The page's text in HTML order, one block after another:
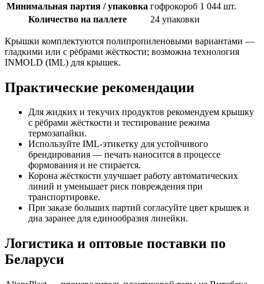
Минимальная партия / упаковка гофрокороб 1 044 шт.
Количество на паллете
24 упаковки
Крышки комплектуются полипропиленовыми вариантами —
гладкими или с рёбрами жёсткости; возможна технология
INMOLD (IML) для крышек.
Практические рекомендации
Для жидких и текучих продуктов рекомендуем крышку
с рёбрами жёсткости и тестирование режима
термозапайки.
Используйте IML-этикетку для устойчивого
брендирования — печать наносится в процессе
формования и не стирается.
Корона жёсткости улучшает работу автоматических
линий и уменьшает риск повреждения при
транспортировке.
При заказе больших партий согласуйте цвет крышек и
дна заранее для единообразия линейки.
Логистика и оптовые поставки по
Беларуси